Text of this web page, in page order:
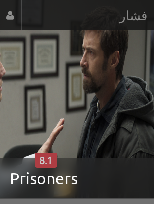
فشار
Prisoners
8.1